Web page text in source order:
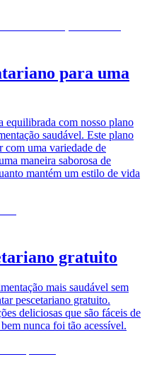
para uma
equilibrada com nosso plano
saudável. Este plano
com uma variedade de
maneira saborosa de
mantém um estilo de vida
gratuito
mais saudável sem
pescetariano gratuito.
deliciosas que são fáceis de
nunca foi tão acessível.